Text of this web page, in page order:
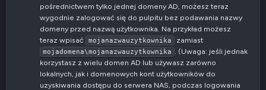
pośrednictwem tylko jednej domeny AD, możesz teraz
wygodnie zalogować się do pulpitu bez podawania nazwy
domeny przed nazwą użytkownika. Na przykład możesz
teraz wpisać
mojanazwauzytkownika zamiast
mojadomena\mojanazwauzytkownika
. (Uwaga: jeśli jednak
korzystasz z wielu domen AD lub używasz zarówno
lokalnych, jak i domenowych kont użytkowników do
uzyskiwania dostępu do serwera NAS, podczas logowania